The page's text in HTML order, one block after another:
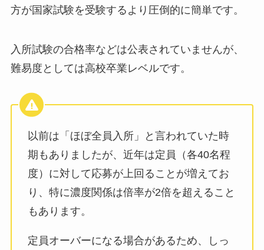
方が国家試験を受験するより圧倒的に簡単です。
入所試験の合格率などは公表されていませんが、
難易度としては高校卒業レベルです。
以前は「ほぼ全員入所」と言われていた時
期もありましたが、近年は定員（各40名程
度）に対して応募が上回ることが増えてお
り、特に濃度関係は倍率が2倍を超えること
もあります。
定員オーバーになる場合があるため、しっ